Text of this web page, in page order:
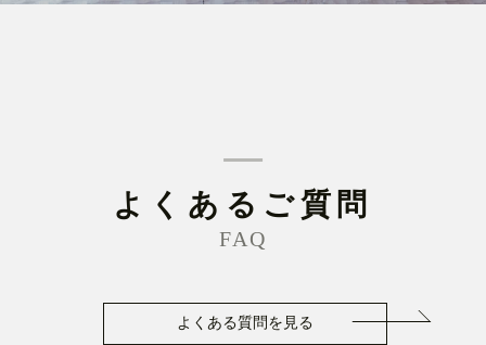
よくあるご質問
FAQ
よくある質問を見る